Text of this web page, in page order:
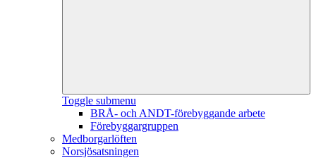
Toggle submenu
BRÅ- och ANDT-förebyggande arbete
Förebyggargruppen
Medborgarlöften
Norsjösatsningen